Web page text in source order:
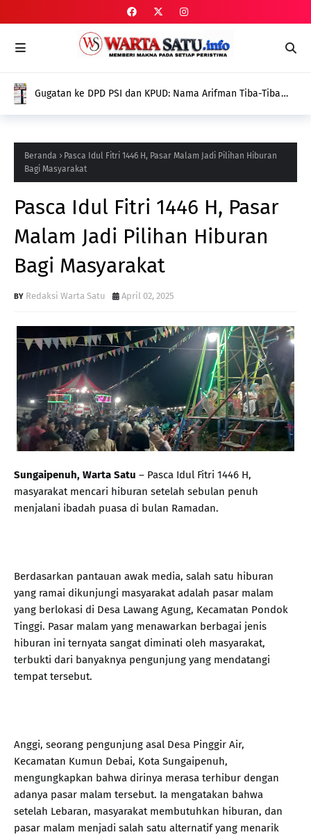
Gugatan ke DPD PSI dan KPUD: Nama Arifman Tiba-Tiba
Beranda
Pasca Idul Fitri 1446 H, Pasar Malam Jadi Pilihan Hiburan
Bagi Masyarakat
Pasca Idul Fitri 1446 H, Pasar
Malam Jadi Pilihan Hiburan
Bagi Masyarakat
Redaksi Warta Satu April 02, 2025
Sungaipenuh, Warta Satu – Pasca Idul Fitri 1446 H,
masyarakat mencari hiburan setelah sebulan penuh
menjalani ibadah puasa di bulan Ramadan.
Berdasarkan pantauan awak media, salah satu hiburan
yang ramai dikunjungi masyarakat adalah pasar malam
yang berlokasi di Desa Lawang Agung, Kecamatan Pondok
Tinggi. Pasar malam yang menawarkan berbagai jenis
hiburan ini ternyata sangat diminati oleh masyarakat,
terbukti dari banyaknya pengunjung yang mendatangi
tempat tersebut.
Anggi, seorang pengunjung asal Desa Pinggir Air,
Kecamatan Kumun Debai, Kota Sungaipenuh,
mengungkapkan bahwa dirinya merasa terhibur dengan
adanya pasar malam tersebut. Ia mengatakan bahwa
setelah Lebaran, masyarakat membutuhkan hiburan, dan
pasar malam menjadi salah satu alternatif yang menarik